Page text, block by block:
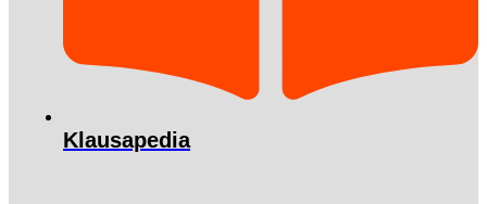
Klausapedia